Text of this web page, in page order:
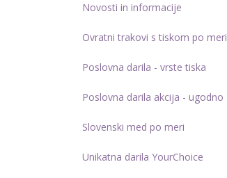
Novosti in informacije
Ovratni trakovi s tiskom po meri
Poslovna darila - vrste tiska
Poslovna darila akcija - ugodno
Slovenski med po meri
Unikatna darila YourChoice